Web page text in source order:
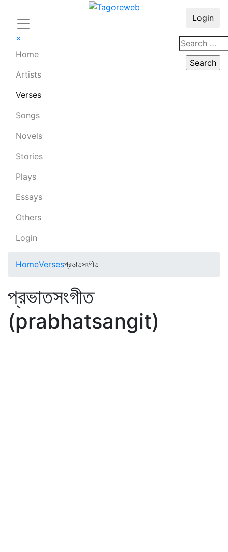
×
Home
Artists
Verses
Songs
Novels
Stories
Plays
Essays
Others
Login
Login
HomeVersesপ্রভাতসংগীত
প্রভাতসংগীত
(prabhatsangit)